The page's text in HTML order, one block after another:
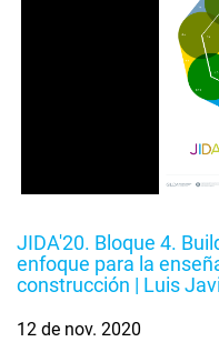
JIDA'20. Bloque 4.
enfoque para la
construcción | Luis
12 de nov. 2020